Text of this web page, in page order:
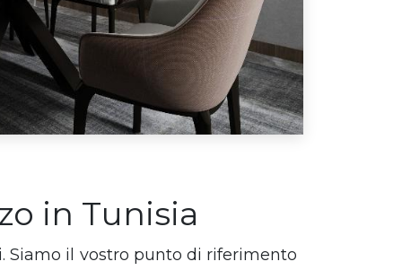
in Tunisia
Siamo il vostro punto di riferimento